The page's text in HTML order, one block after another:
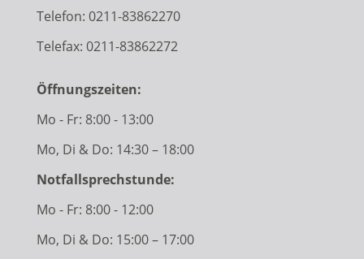
Telefon: 0211-83862270
Telefax: 0211-83862272
Öffnungszeiten:
Mo - Fr: 8:00 - 13:00
Mo, Di & Do: 14:30 – 18:00
Notfallsprechstunde:
Mo - Fr: 8:00 - 12:00
Mo, Di & Do: 15:00 – 17:00